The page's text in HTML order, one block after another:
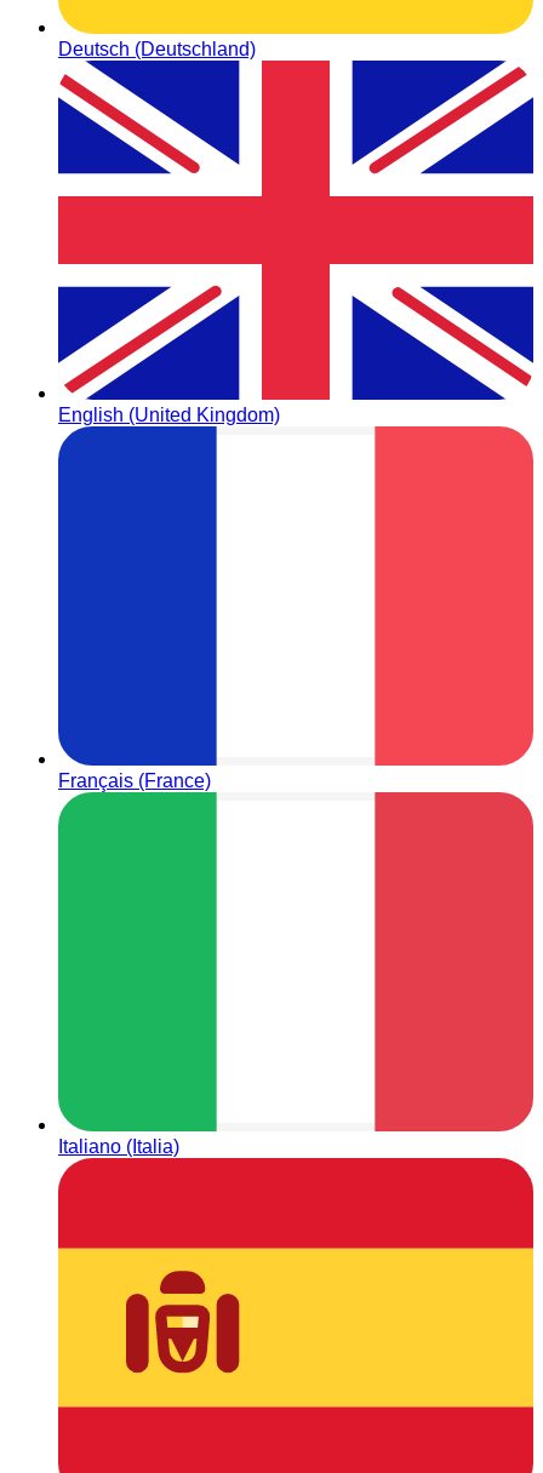
Deutsch (Deutschland)
English (United Kingdom)
Français (France)
Italiano (Italia)